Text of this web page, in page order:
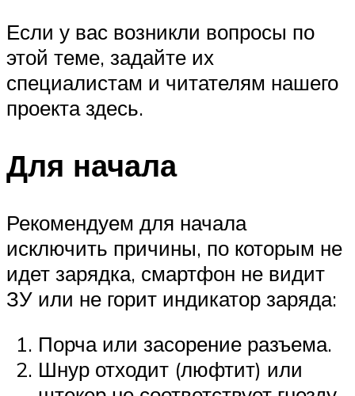
Если у вас возникли вопросы по
этой теме, задайте их
специалистам и читателям нашего
проекта здесь.
Для начала
Рекомендуем для начала
исключить причины, по которым не
идет зарядка, смартфон не видит
ЗУ или не горит индикатор заряда:
Порча или засорение разъема.
Шнур отходит (люфтит) или